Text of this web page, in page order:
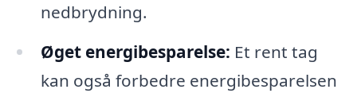
nedbrydning.
Øget energibesparelse: Et rent tag
kan også forbedre energibesparelsen